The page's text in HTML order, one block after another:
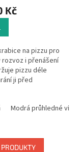
Kč
na pizzu pro
i přenášení
pizzu déle
ji před
Modrá průhledné víko